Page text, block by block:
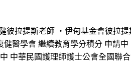
彼拉提斯老師 ・伊甸基金會彼拉提
醫學會 繼續教育學分積分 申請
中華民國護理師護士公會全國